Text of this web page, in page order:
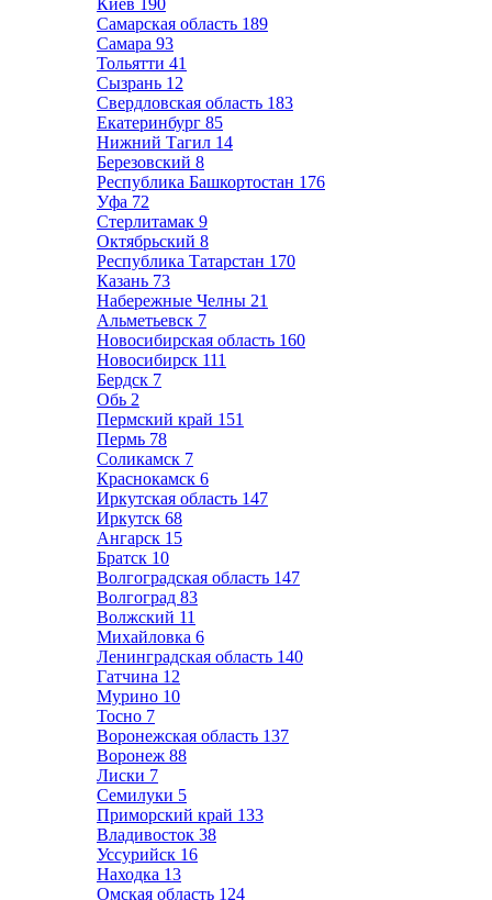
Киев 190
Самарская область 189
Самара 93
Тольятти 41
Сызрань 12
Свердловская область 183
Екатеринбург 85
Нижний Тагил 14
Березовский 8
Республика Башкортостан 176
Уфа 72
Стерлитамак 9
Октябрьский 8
Республика Татарстан 170
Казань 73
Набережные Челны 21
Альметьевск 7
Новосибирская область 160
Новосибирск 111
Бердск 7
Обь 2
Пермский край 151
Пермь 78
Соликамск 7
Краснокамск 6
Иркутская область 147
Иркутск 68
Ангарск 15
Братск 10
Волгоградская область 147
Волгоград 83
Волжский 11
Михайловка 6
Ленинградская область 140
Гатчина 12
Мурино 10
Тосно 7
Воронежская область 137
Воронеж 88
Лиски 7
Семилуки 5
Приморский край 133
Владивосток 38
Уссурийск 16
Находка 13
Омская область 124